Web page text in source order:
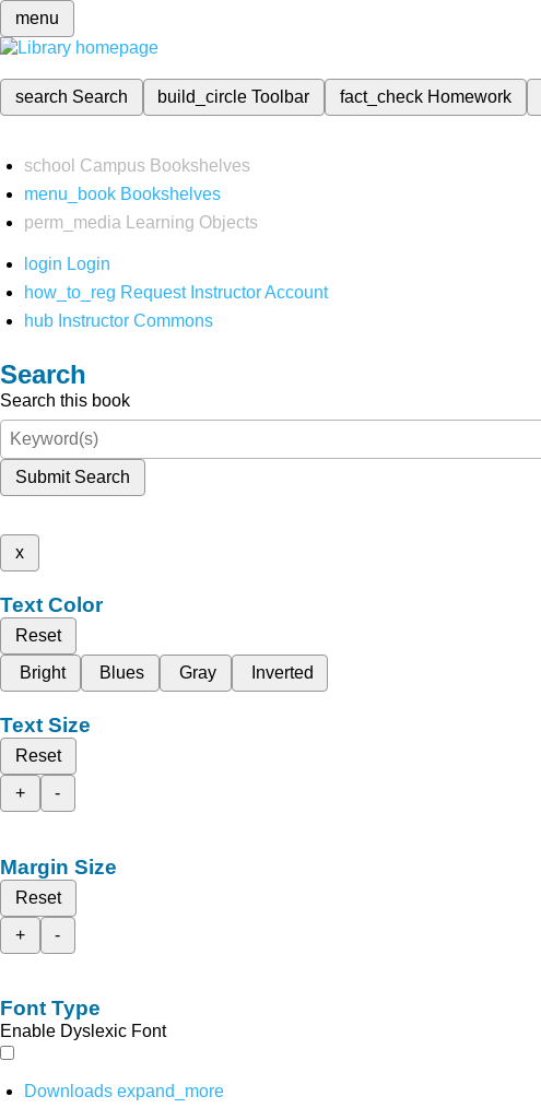
menu
search Search build_circleToolbar fact_check Homework
school Campus Bookshelves
menu_book Bookshelves
perm_media
Learning Objects
login Login
how_to_reg Request Instructor Account
hub Instructor Commons
Search
Search this book
Submit Search
x
Text Color
Reset
Bright
Blues Gray Inverted
Text Size
Reset
+
-
Margin Size
Reset
+
-
Font Type
Enable Dyslexic Font
Downloads expand_more